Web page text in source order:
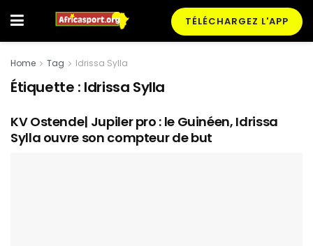
TÉLÉCHARGEZ L'APP
Home Tag Idrissa Sylla
Étiquette : Idrissa Sylla
KV Ostende| Jupiler pro : le Guinéen, Idrissa
Sylla ouvre son compteur de but